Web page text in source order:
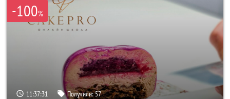
-100%
11:37:31 Получили:57